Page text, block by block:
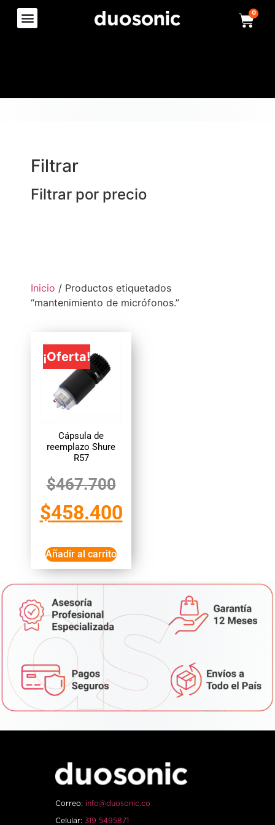
0
Filtrar
Filtrar por precio
Inicio / Productos etiquetados
“mantenimiento de micrófonos.”
¡Oferta!
Cápsula de
reemplazo Shure
R57
$467.700
$458.400
Añadir al carrito
Correo: info@duosonic.co
Celular: 319 5495871